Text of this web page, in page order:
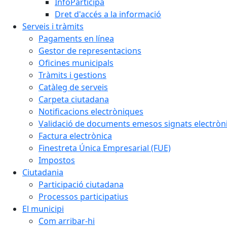
Dret d'accés a la informació
Serveis i tràmits
Pagaments en línea
Gestor de representacions
Oficines municipals
Tràmits i gestions
Catàleg de serveis
Carpeta ciutadana
Notificacions electròniques
Validació de documents emesos signats
Factura electrònica
Finestreta Única Empresarial (FUE)
Impostos
Ciutadania
Participació ciutadana
Processos participatius
El municipi
Com arribar-hi